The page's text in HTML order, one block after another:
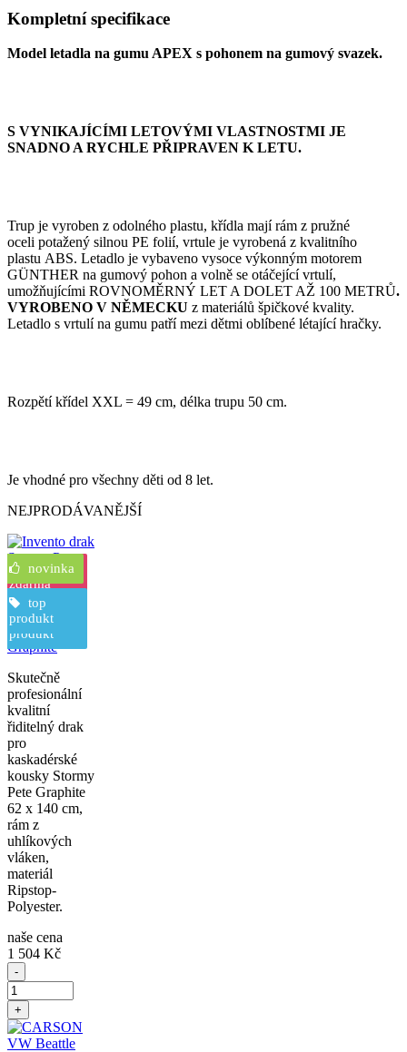
Kompletní specifikace
Model letadla na gumu APEX s pohonem na gumový svazek.
S VYNIKAJÍCÍMI LETOVÝMI VLASTNOSTMI JE
SNADNO A RYCHLE PŘIPRAVEN K LETU.
Trup je vyroben z odolného plastu, křídla mají rám z pružné
oceli potažený silnou PE folií, vrtule je vyrobená z kvalitního
plastu ABS. Letadlo je vybaveno vysoce výkonným motorem
GÜNTHER na gumový pohon a volně se otáčející vrtulí,
umožňujícími ROVNOMĚRNÝ LET A DOLET AŽ 100 METRŮ.
VYROBENO V NĚMECKU z materiálů špičkové kvality.
Letadlo s vrtulí na gumu patří mezi dětmi oblíbené létající hračky.
Rozpětí křídel XXL = 49 cm, délka trupu 50 cm.
Je vhodné pro všechny děti od 8 let.
NEJPRODÁVANĚJŠÍ
Invento drak
Stormy Pete
Graphite
Skutečně
profesionální
kvalitní
řiditelný drak
pro
kaskadérské
kousky Stormy
Pete Graphite
62 x 140 cm,
rám z
uhlíkových
vláken,
materiál
Ripstop-
Polyester.
naše cena
1 504 Kč
-
+
novinka
top
produkt
doprava
zdarma
top
produkt
novinka
top
produkt